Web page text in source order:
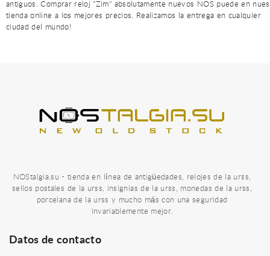
antiguos. Comprar reloj "Zim" absolutamente nuevos NOS puede en
tienda online a los mejores precios. Realizamos la entrega en cualquier
ciudad del mundo!
NOStalgia.su - tienda en línea de antigüedades, relojes de la urss,
sellos postales de la urss, insignias de la urss, monedas de la urss,
porcelana de la urss y mucho más con una seguridad
invariablemente mejor.
Datos de contacto